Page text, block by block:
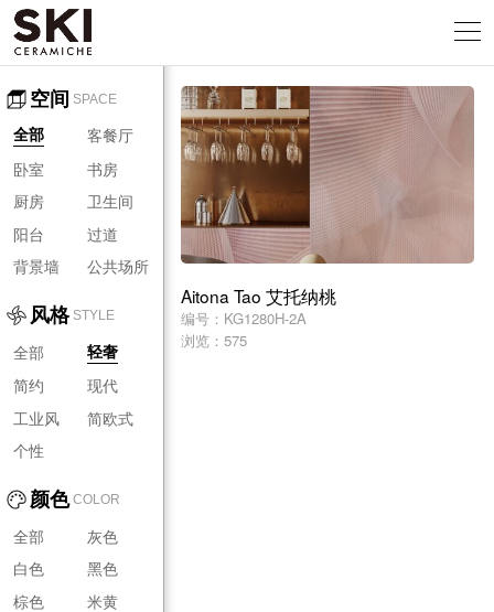
空间 SPACE
全部
客餐厅
卧室
书房
厨房
卫生间
阳台
过道
背景墙
公共场所
风格 STYLE
全部 轻奢
简约
现代
工业风
简欧式
个性
颜色 COLOR
全部
灰色
白色
黑色
棕色
米黄
Aitona Tao 艾托纳桃
编号：KG1280H-2A
浏览：575